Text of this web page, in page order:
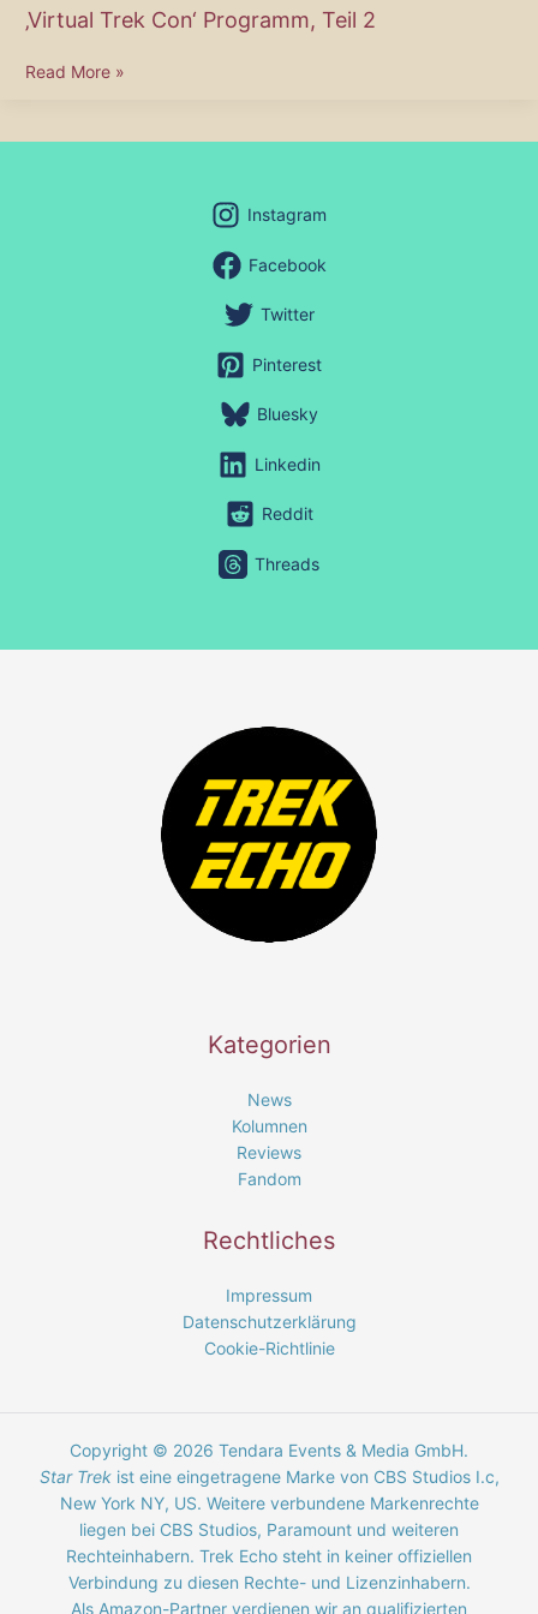
‚Virtual Trek Con‘ Programm, Teil 2
‚Virtual
Read More »
Instagram
Facebook
Twitter
Pinterest
Bluesky
Linkedin
Reddit
Threads
Kategorien
News
Kolumnen
Reviews
Fandom
Rechtliches
Impressum
Datenschutzerklärung
Cookie-Richtlinie
Copyright © 2026 Tendara Events & Media GmbH.
Star Trekist eine eingetragene Marke von CBS Studios I.c,
New York NY, US. Weitere verbundene Markenrechte
liegen bei CBS Studios, Paramount und weiteren
Rechteinhabern. Trek Echo steht in keiner offiziellen
Verbindung zu diesen Rechte- und Lizenzinhabern.
Als Amazon-Partner verdienen wir an qualifizierten